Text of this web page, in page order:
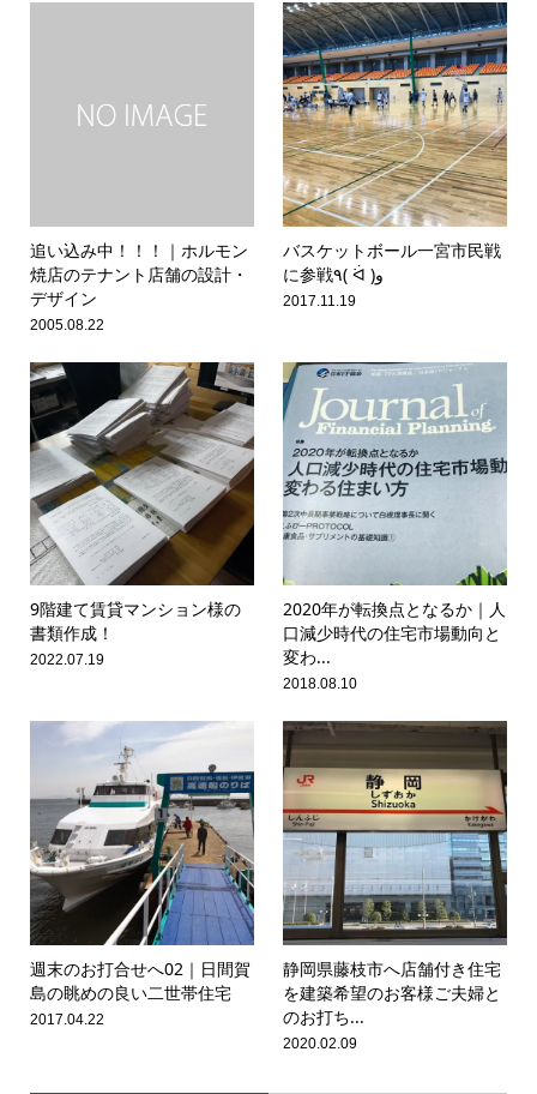
追い込み中！！！｜ホルモン
焼店のテナント店舗の設計・
デザイン
2005.08.22
バスケットボール一宮市民戦
に参戦٩( ᐛ )و
2017.11.19
9階建て賃貸マンション様の
書類作成！
2022.07.19
2020年が転換点となるか｜人
口減少時代の住宅市場動向と
変わ...
2018.08.10
週末のお打合せへ02｜日間賀
島の眺めの良い二世帯住宅
2017.04.22
静岡県藤枝市へ店舗付き住宅
を建築希望のお客様ご夫婦と
のお打ち...
2020.02.09